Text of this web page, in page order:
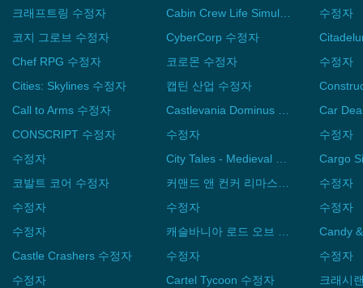
크래프트링 수정자
Cabin Crew Life Simulator 수정자
수정자
코지 그로브 수정자
CyberCorp 수정자
Chef RPG 수정자
코로몬 수정자
수정자
Cities: Skylines 수정자
캡틴 산업 수정자
Call to Arms 수정자
Castlevania Dominus Collection 수정자
CONSCRIPT 수정자
수정자
수정자
수정자
City Tales - Medieval Era 수정자
Cargo
코발트 코어 수정자
커맨드 앤 컨커 리마스터 컬렉션 수정자
수정자
수정자
수정자
수정자
수정자
캐슬바니아 로드 오브 섀도우 2 수정자
Castle Crashers 수정자
수정자
수정자
수정자
Cartel Tycoon 수정자
크래시